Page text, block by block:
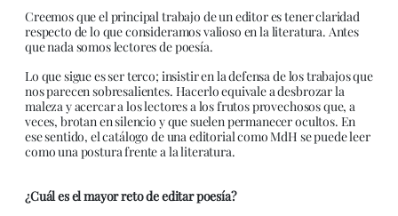
Creemos que el principal trabajo de un editor es tener claridad
respecto de lo que consideramos valioso en la literatura. Antes
que nada somos lectores de poesía.
Lo que sigue es ser terco; insistir en la defensa de los trabajos que
nos parecen sobresalientes. Hacerlo equivale a desbrozar la
maleza y acercar a los lectores a los frutos provechosos que, a
veces, brotan en silencio y que suelen permanecer ocultos. En
ese sentido, el catálogo de una editorial como MdH se puede leer
como una postura frente a la literatura.
¿Cuál es el mayor reto de editar poesía?